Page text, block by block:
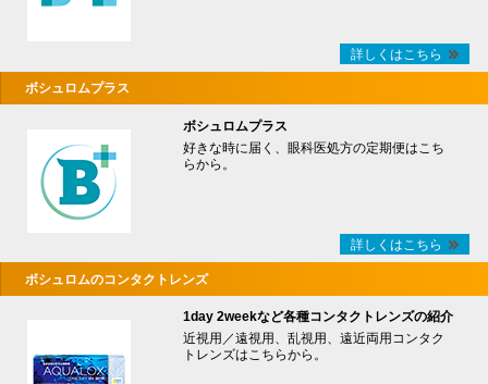
詳しくはこちら
ボシュロムプラス
ボシュロムプラス
好きな時に届く、眼科医処方の定期便はこち
らから。
詳しくはこちら
ボシュロムのコンタクトレンズ
1day 2weekなど各種コンタクトレンズの紹介
近視用／遠視用、乱視用、遠近両用コンタク
トレンズはこちらから。